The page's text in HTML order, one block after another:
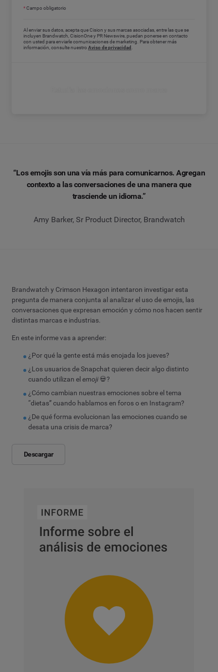
*Campo obligatorio
Al enviar sus datos, acepta que Cision y sus marcas asociadas, entre las que se
incluyen Brandwatch, CisionOne y PR Newswire, puedan ponerse en contacto
con usted para enviarle comunicaciones de marketing. Para obtener más
información, consulte nuestro Aviso de privacidad
“Los emojis son una vía más para comunicarnos. Agregan
contexto a las conversaciones de una manera que
trasciende un idioma.”
Amy Barker, Sr Product Director, Brandwatch
Brandwatch y Crimson Hexagon intentaron investigar esta
pregunta de manera conjunta al analizar el uso de emojis, las
conversaciones que expresan emoción y cómo nos hacen sentir
distintas marcas e industrias.
En este informe vas a aprender:
¿Por qué la gente está más enojada los jueves?
¿Los usuarios de Snapchat quieren decir algo distinto
cuando utilizan elemoji 💀?
¿Cómo cambian nuestras emociones sobre el tema
“dietas” cuando hablamos en foros o en Instagram?
¿De qué forma evolucionan las emociones cuando se
desata una crisis de marca?
Descargar